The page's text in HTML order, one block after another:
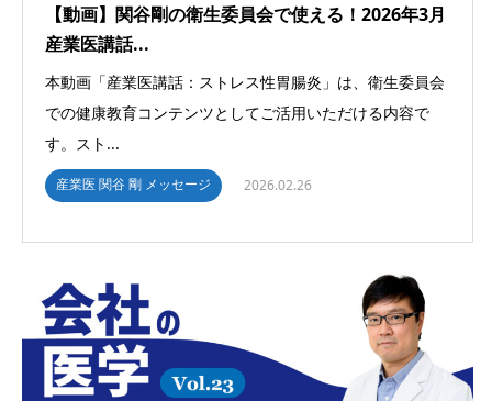
【動画】関谷剛の衛生委員会で使える！2026年3月
産業医講話...
本動画「産業医講話：ストレス性胃腸炎」は、衛生委員会
での健康教育コンテンツとしてご活用いただける内容で
す。スト...
産業医 関谷 剛 メッセージ 2026.02.26